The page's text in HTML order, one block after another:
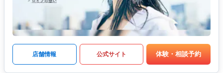
店舗情報 公式サイト 体験・相談予約